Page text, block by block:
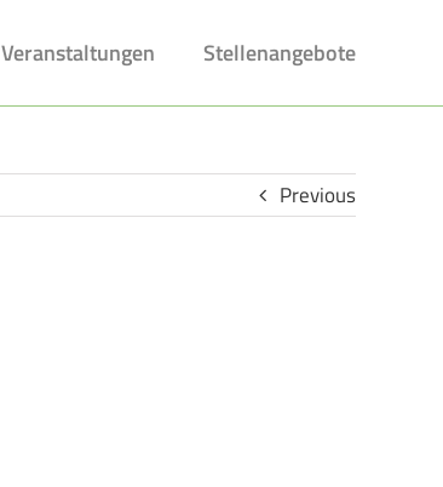
Veranstaltungen Stellenangebote
Previous